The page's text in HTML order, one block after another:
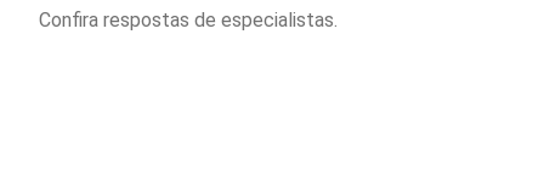
Confira respostas de especialistas.